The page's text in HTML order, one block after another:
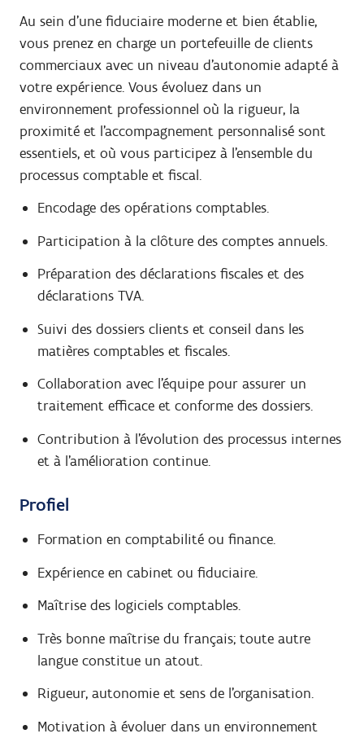
Au sein d’une fiduciaire moderne et bien établie,
vous prenez en charge un portefeuille de clients
commerciaux avec un niveau d’autonomie adapté à
votre expérience. Vous évoluez dans un
environnement professionnel où la rigueur, la
proximité et l’accompagnement personnalisé sont
essentiels, et où vous participez à l’ensemble du
processus comptable et fiscal.
Encodage des opérations comptables.
Participation à la clôture des comptes annuels.
Préparation des déclarations fiscales et des
déclarations TVA.
Suivi des dossiers clients et conseil dans les
matières comptables et fiscales.
Collaboration avec l’équipe pour assurer un
traitement efficace et conforme des dossiers.
Contribution à l’évolution des processus internes
et à l’amélioration continue.
Profiel
Formation en comptabilité ou finance.
Expérience en cabinet ou fiduciaire.
Maîtrise des logiciels comptables.
Très bonne maîtrise du français; toute autre
langue constitue un atout.
Rigueur, autonomie et sens de l’organisation.
Motivation à évoluer dans un environnement